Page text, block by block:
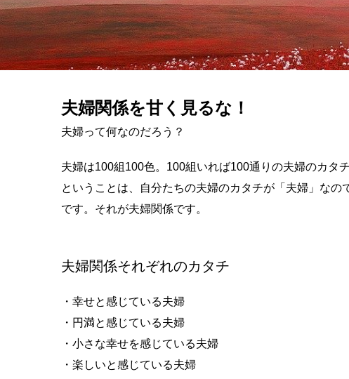
夫婦関係を甘く見るな！
夫婦って何なのだろう？
夫婦は100組100色。100組いれば100通りの夫婦のカタ
ということは、自分たちの夫婦のカタチが「夫婦」な
です。それが夫婦関係です。
夫婦関係それぞれのカタチ
・幸せと感じている夫婦
・円満と感じている夫婦
・小さな幸せを感じている夫婦
・楽しいと感じている夫婦